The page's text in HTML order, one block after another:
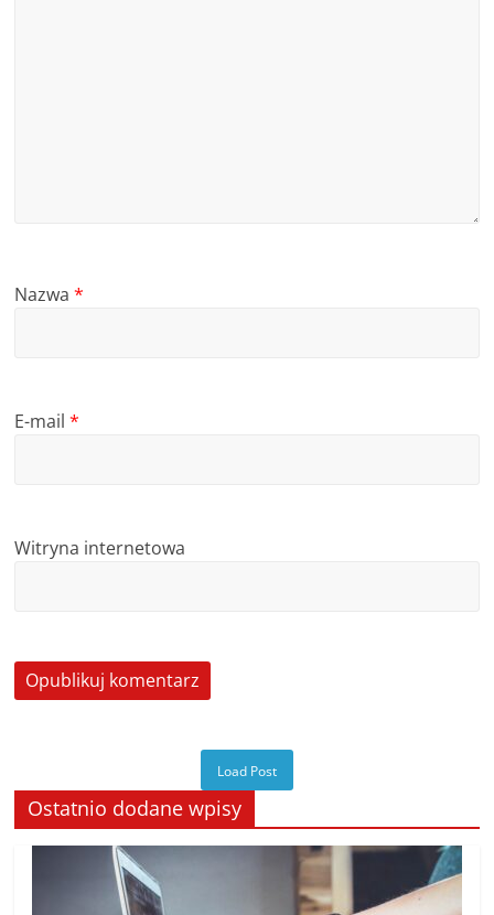
Nazwa*
E-mail*
Witryna internetowa
Load Post
Ostatnio dodane wpisy